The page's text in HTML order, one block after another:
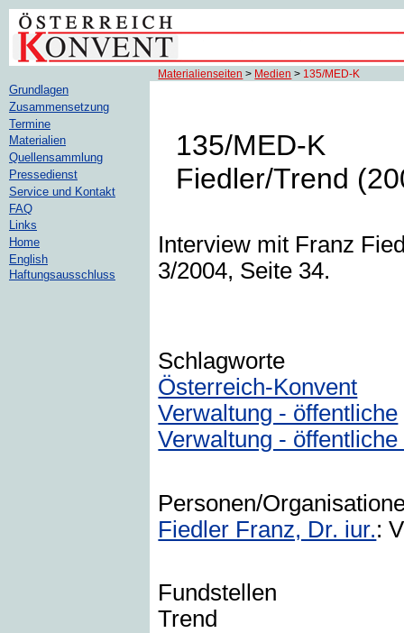
Materialienseiten > Medien > 135/MED-K
135/MED-K
Fiedler/Trend
Interview mit Franz
3/2004, Seite 34.
Schlagworte
Österreich-Konvent
Verwaltung - öffentliche
Verwaltung -
Personen/
Fiedler Franz, Dr. iur.:
Fundstellen
Trend
Grundlagen
Zusammensetzung
Termine
Materialien
Quellensammlung
Pressedienst
Service und Kontakt
FAQ
Links
Home
English
Haftungsausschluss